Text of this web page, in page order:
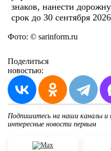
знаков, нанести
срок до 30 сентября
Фото: © sarinform.ru
Поделиться
новостью:
Подпишитесь на наши каналы и
интересные новости первым